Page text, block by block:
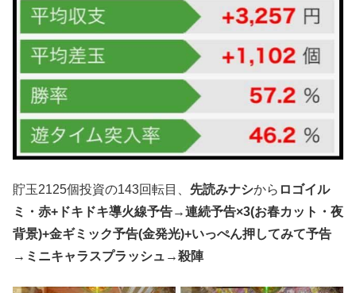
貯玉2125個投資の143回転目、 先読みナシから ロゴイル
ミ・赤+ドキドキ導火線予告→連続予告×3(お春カット・夜
背景)+金ギミック予告(金発光)+いっぺん押してみて予告
→ミニキャラスプラッシュ→殺陣